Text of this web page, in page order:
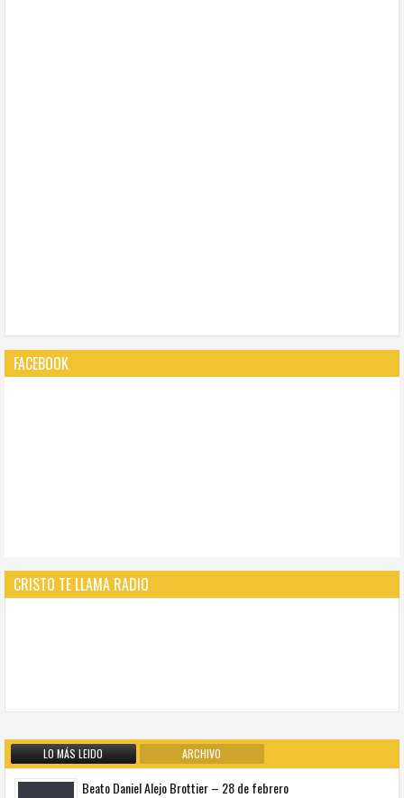
FACEBOOK
CRISTO TE LLAMA RADIO
LO MÁS LEIDO ARCHIVO
Beato Daniel Alejo Brottier – 28 de febrero